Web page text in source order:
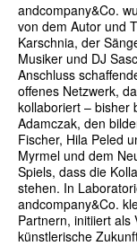
andcompany&Co.
von dem Autor und
Karschnia, der
Musiker und DJ
Anschluss
offenes Netzwerk,
kollaboriert – bisher
Adamczak, den
Fischer, Hila Peled
Myrmel und dem
Spiels, dass die
stehen. In
andcompany&Co.
Partnern, initiiert als
künstlerische